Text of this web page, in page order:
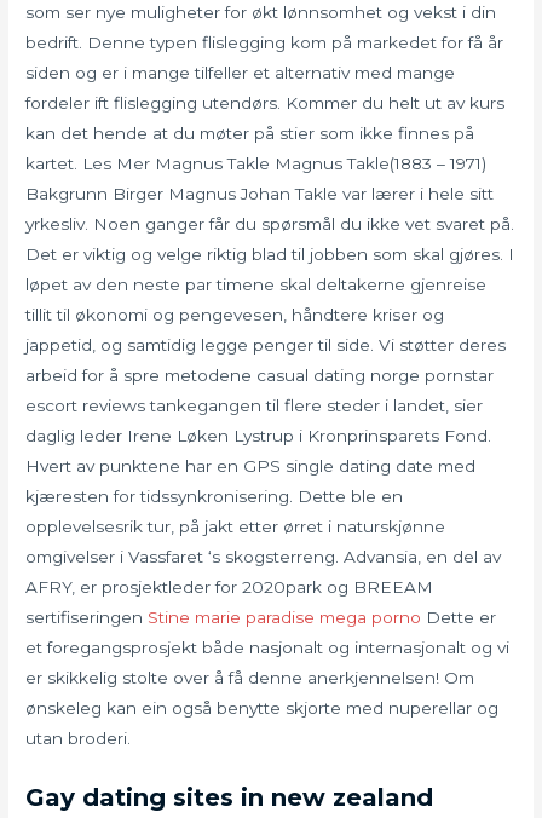
som ser nye muligheter for økt lønnsomhet og vekst i din
bedrift. Denne typen flislegging kom på markedet for få år
siden og er i mange tilfeller et alternativ med mange
fordeler ift flislegging utendørs. Kommer du helt ut av kurs
kan det hende at du møter på stier som ikke finnes på
kartet. Les Mer Magnus Takle Magnus Takle(1883 – 1971)
Bakgrunn Birger Magnus Johan Takle var lærer i hele sitt
yrkesliv. Noen ganger får du spørsmål du ikke vet svaret på.
Det er viktig og velge riktig blad til jobben som skal gjøres. I
løpet av den neste par timene skal deltakerne gjenreise
tillit til økonomi og pengevesen, håndtere kriser og
jappetid, og samtidig legge penger til side. Vi støtter deres
arbeid for å spre metodene casual dating norge pornstar
escort reviews tankegangen til flere steder i landet, sier
daglig leder Irene Løken Lystrup i Kronprinsparets Fond.
Hvert av punktene har en GPS single dating date med
kjæresten for tidssynkronisering. Dette ble en
opplevelsesrik tur, på jakt etter ørret i naturskjønne
omgivelser i Vassfaret ‘s skogsterreng. Advansia, en del av
AFRY, er prosjektleder for 2020park og BREEAM
sertifiseringen Stine marie paradise mega porno Dette er
et foregangsprosjekt både nasjonalt og internasjonalt og vi
er skikkelig stolte over å få denne anerkjennelsen! Om
ønskeleg kan ein også benytte skjorte med nuperellar og
utan broderi.
Gay dating sites in new zealand